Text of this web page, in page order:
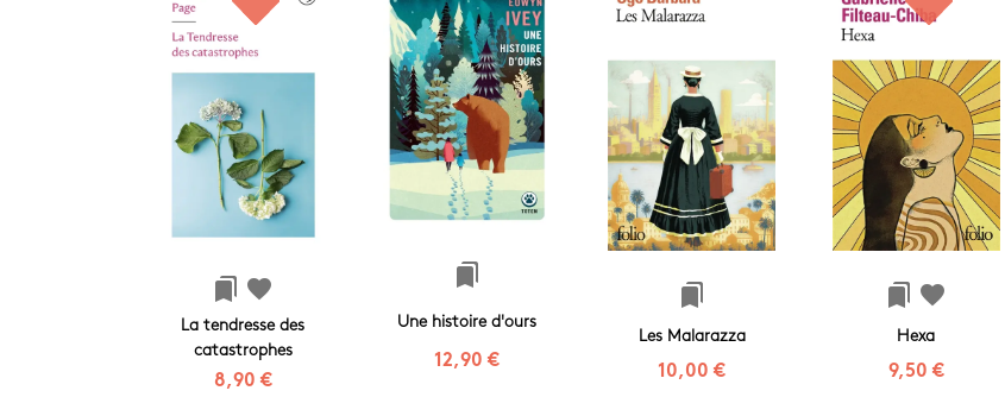
bookmarks favorite
La tendresse des
catastrophes
8,90 €
bookmarks
Une histoire d'ours
12,90 €
bookmarks
Les Malarazza
10,00 €
bookmarks favorite
Hexa
9,50 €